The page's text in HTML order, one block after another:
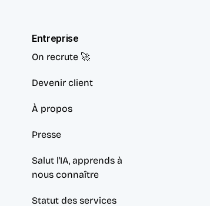
Entreprise
On recrute 🚀
Devenir client
À propos
Presse
Salut l'IA, apprends à
nous connaître
Statut des services